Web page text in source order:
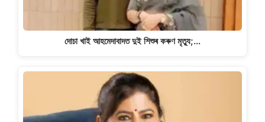
দোচা খাই আহমেদাবাদত দুই শিশুৰ কৰুণ মৃত্যু;…